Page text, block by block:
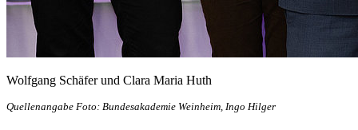
Wolfgang Schäfer und Clara Maria Huth
Quellenangabe Foto : Bundesakademie Weinheim, Ingo Hilger